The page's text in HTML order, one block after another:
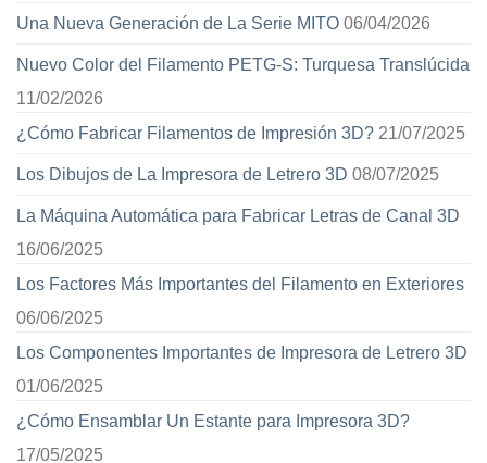
Una Nueva Generación de La Serie MITO 06/04/2026
Nuevo Color del Filamento PETG-S: Turquesa Translúcida
11/02/2026
¿Cómo Fabricar Filamentos de Impresión 3D? 21/07/2025
Los Dibujos de La Impresora de Letrero 3D 08/07/2025
La Máquina Automática para Fabricar Letras de Canal 3D
16/06/2025
Los Factores Más Importantes del Filamento en Exteriores
06/06/2025
Los Componentes Importantes de Impresora de Letrero 3D
01/06/2025
¿Cómo Ensamblar Un Estante para Impresora 3D?
17/05/2025